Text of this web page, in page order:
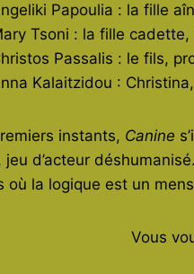
Papoulia : la fille
Tsoni : la fille cadette,
Passalis : le fils,
Kalaitzidou :
instants, Canine
jeu d’acteur
où la logique est un
Vous